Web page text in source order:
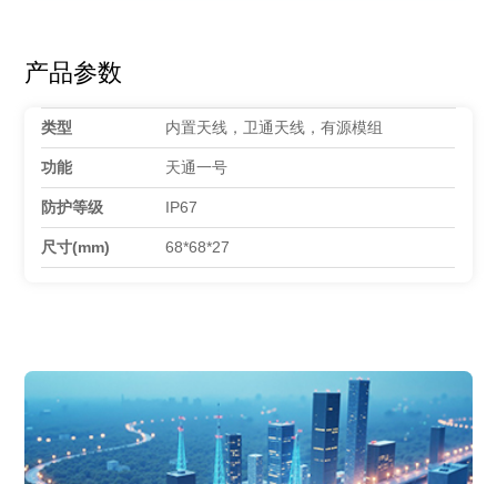
产品参数
类型 内置天线，卫通天线，有源模组
功能 天通一号
防护等级 IP67
尺寸(mm) 68*68*27